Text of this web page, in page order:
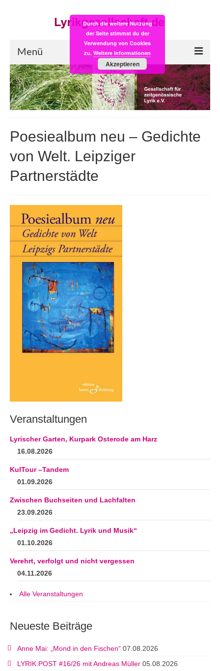
Menü
Start
LYRIK:POST
Einkaufsladen
Empfehlung des Monats
Videos
Andenken
Neuerscheinungen von Mitgliedern
Ausschreibungen
Leipziger Lyrikbibliothek
Lyrikschaufenster im Literaturhaus Leipzig
Mitglied werden
Poesiealbum neu – Gedichte
von Welt. Leipziger
Partnerstädte
Veranstaltungen
Lyrischer Garten, Kurpark Osterode am Harz
16.08.2026
KulTour –Tandem
01.09.2026
Zwischen Buchseiten und Lachfalten
23.09.2026
„Leipzig im Gedicht. Lyrik und Musik“
01.10.2026
Verehrt, verfolgt und nicht vergessen
04.11.2026
Alle Veranstaltungen
Neueste Beiträge
Anne Mai: „Mond in den Fischen“ 07.08.2026
LYRIK:POST #16/26 mit Andreas Müller 05.08.2026
Durch die weitere Nutzung
der Seite stimmst du der
Verwendung von Cookies
zu. Weitere Informationen
Akzeptieren